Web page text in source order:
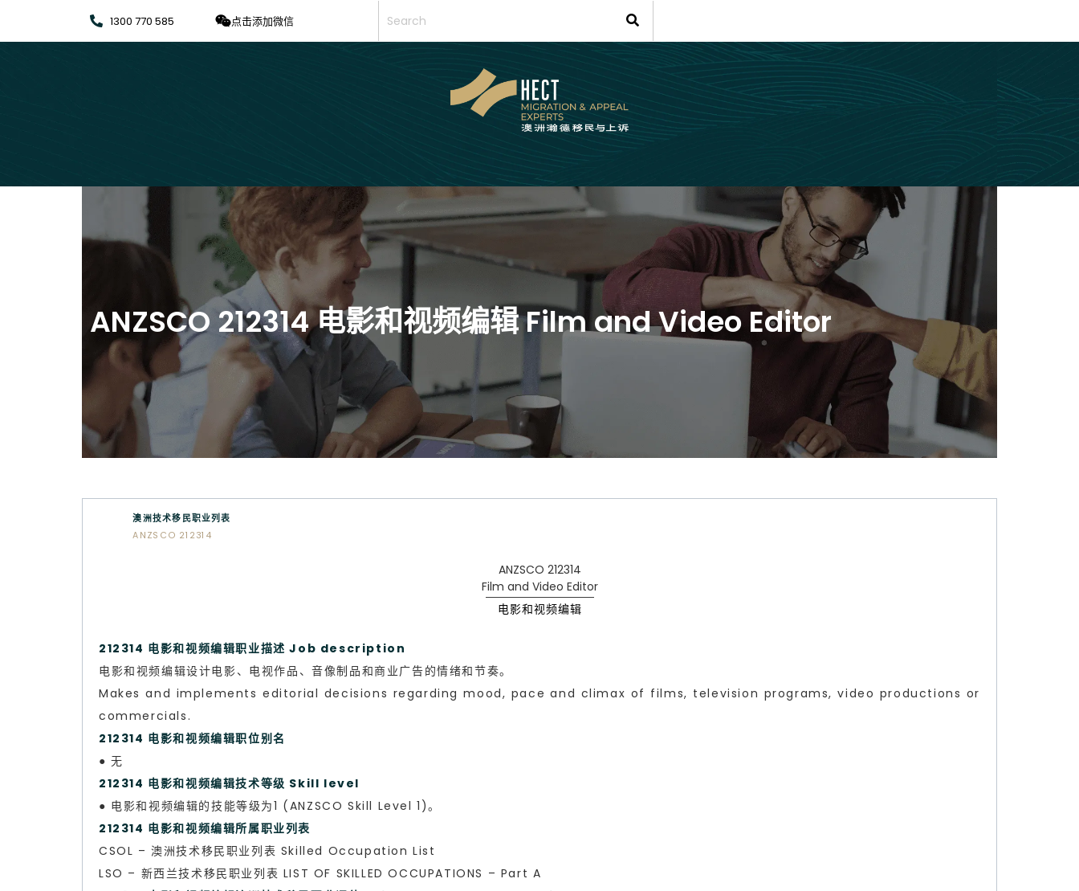
1300 770 585 点击添加微信
ANZSCO 212314 电影和视频编辑 Film and Video Editor
澳洲技术移民职业列表
ANZSCO 212314
ANZSCO 212314
Film and Video Editor
电影和视频编辑
212314 电影和视频编辑职业描述 Job description
电影和视频编辑设计电影、电视作品、音像制品和商业广告的情绪和节奏。
Makes and implements editorial decisions regarding mood, pace and climax of films, television programs, video productions or
commercials.
212314 电影和视频编辑职位别名
● 无
212314 电影和视频编辑技术等级 Skill level
● 电影和视频编辑的技能等级为1 (ANZSCO Skill Level 1)。
212314 电影和视频编辑所属职业列表
CSOL – 澳洲技术移民职业列表 Skilled Occupation List
LSO – 新西兰技术移民职业列表 LIST OF SKILLED OCCUPATIONS – Part A